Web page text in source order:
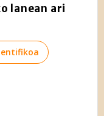
lanean ari